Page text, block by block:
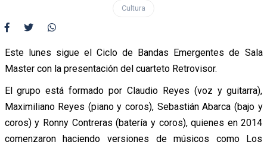
Cultura
Este lunes sigue el Ciclo de Bandas Emergentes de Sala
Master con la presentación del cuarteto Retrovisor.
El grupo está formado por Claudio Reyes (voz y guitarra),
Maximiliano Reyes (piano y coros), Sebastián Abarca (bajo y
coros) y Ronny Contreras (batería y coros), quienes en 2014
comenzaron haciendo versiones de músicos como Los